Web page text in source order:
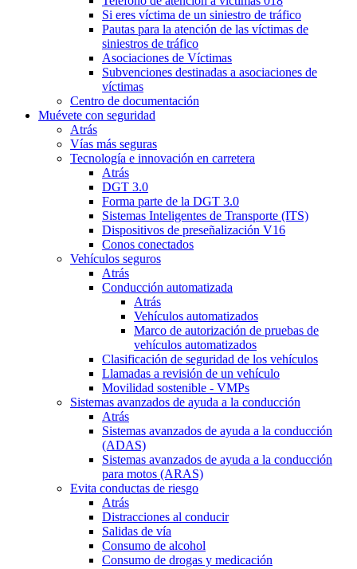
Si eres víctima de un siniestro de tráfico
Pautas para la atención de las víctimas de
siniestros de tráfico
Asociaciones de Víctimas
Subvenciones destinadas a asociaciones de
víctimas
Centro de documentación
Muévete con seguridad
Atrás
Vías más seguras
Tecnología e innovación en carretera
Atrás
DGT 3.0
Forma parte de la DGT 3.0
Sistemas Inteligentes de Transporte (ITS)
Dispositivos de preseñalización V16
Conos conectados
Vehículos seguros
Atrás
Conducción automatizada
Atrás
Vehículos automatizados
Marco de autorización de pruebas de
vehículos automatizados
Clasificación de seguridad de los vehículos
Llamadas a revisión de un vehículo
Movilidad sostenible - VMPs
Sistemas avanzados de ayuda a la conducción
Atrás
Sistemas avanzados de ayuda a la conducción
(ADAS)
Sistemas avanzados de ayuda a la conducción
para motos (ARAS)
Evita conductas de riesgo
Atrás
Distracciones al conducir
Salidas de vía
Consumo de alcohol
Consumo de drogas y medicación